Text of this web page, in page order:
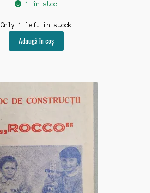
1 în stoc
Only 1 left in stock
Adaugă în coș